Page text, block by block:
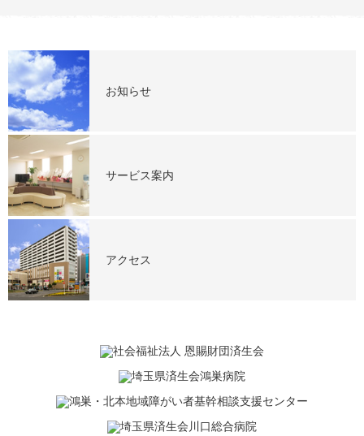
お知らせ
サービス案内
アクセス